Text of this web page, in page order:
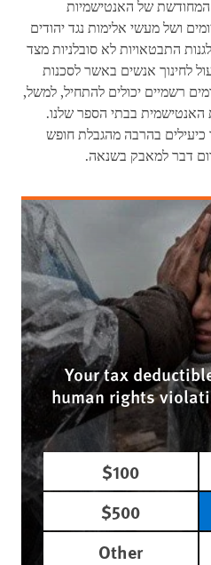
המחודשת של האנטישמיות
ושל מעשי אלימות נגד יהודים
התבטאויות לא סובלניות מצד
לחינוך אנשים באשר לסכנות
רשמיים יכולים להתחיל, למשל,
האנטישמית בבתי הספר שלנו.
בהרבה מהגבלת חופש
דבר למאבק בשנאה.
Your tax
human rights
$100
$500
Other